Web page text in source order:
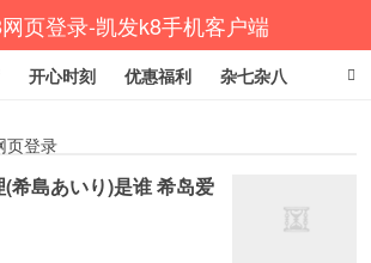
页登录-凯发k8手机客户端
开心时刻 优惠福利 杂七杂八
页登录
希島あいり)是谁 希岛爱